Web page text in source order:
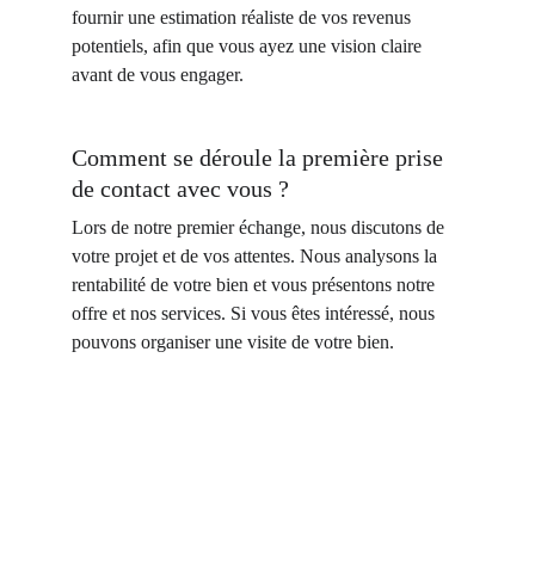
fournir une estimation réaliste de vos revenus
potentiels, afin que vous ayez une vision claire
avant de vous engager.
Comment se déroule la première prise
de contact avec vous ?
Lors de notre premier échange, nous discutons de
votre projet et de vos attentes. Nous analysons la
rentabilité de votre bien et vous présentons notre
offre et nos services. Si vous êtes intéressé, nous
pouvons organiser une visite de votre bien.